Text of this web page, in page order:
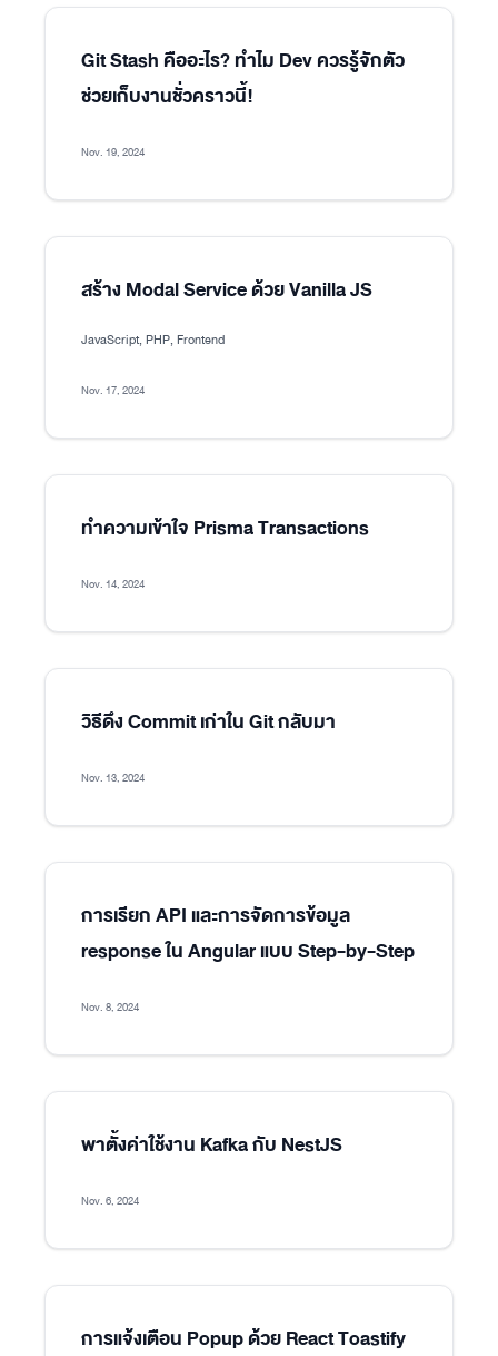
Git Stash คืออะไร? ทำไม Dev ควรรู้จักตัว
ช่วยเก็บงานชั่วคราวนี้!
Nov. 19, 2024
สร้าง Modal Service ด้วย Vanilla JS
JavaScript, PHP, Frontend
Nov. 17, 2024
ทำความเข้าใจ Prisma Transactions
Nov. 14, 2024
วิธีดึง Commit เก่าใน Git กลับมา
Nov. 13, 2024
การเรียก API และการจัดการข้อมูล
response ใน Angular แบบ Step-by-Step
Nov. 8, 2024
พาตั้งค่าใช้งาน Kafka กับ NestJS
Nov. 6, 2024
การแจ้งเตือน Popup ด้วย React Toastify